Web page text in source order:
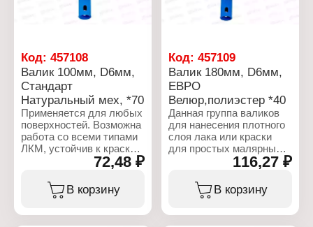
Код: 457108
Валик 100мм, D6мм,
Стандарт
Натуральный мех, *70
Применяется для любых
поверхностей. Возможна
работа со всеми типами
ЛКМ, устойчив к краскам
на водной основе.
производительность.
Состав: полиэстер с
72,48 ₽
В корзину
Код:457109
Валик 180мм, D6мм,
ЕВРО
Велюр,полиэстер *40
Данная группа валиков
для нанесения плотного
слоя лака или краски
для простых малярных
работ, не требующих
высокого качества
исполнения.
116,27 ₽
В корзину